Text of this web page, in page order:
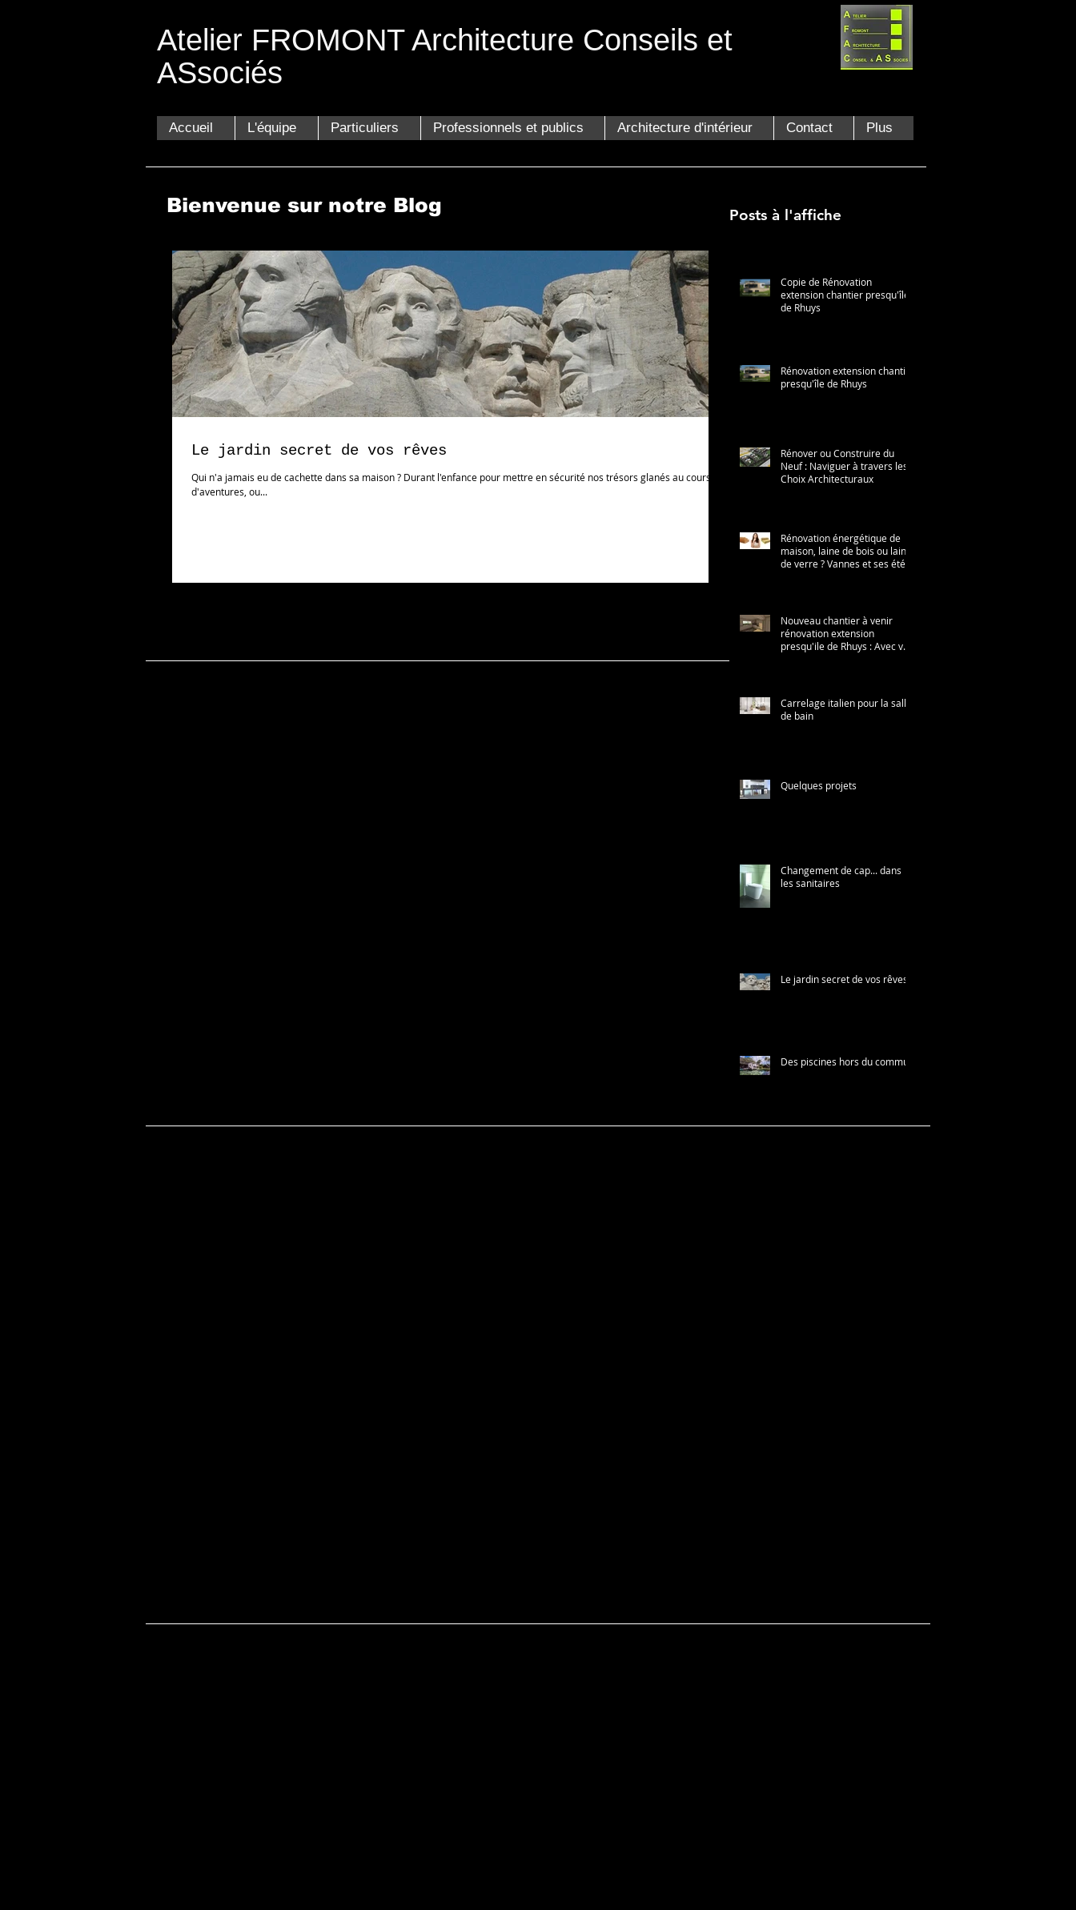
Atelier FROMONT Architecture Conseils et
ASsociés
Accueil L'équipe Particuliers Professionnels et publics Architecture d'intérieur Contact Plus
Bienvenue sur notre Blog Posts à l'affiche
Le jardin secret de vos rêves
Qui n'a jamais eu de cachette dans sa maison ? Durant l'enfance pour mettre en sécurité nos trésors glanés au cours
d'aventures, ou...
Copie de Rénovation
extension chantier presqu'île
de Rhuys
Rénovation extension chantier
presqu'île de Rhuys
Rénover ou Construire du
Neuf : Naviguer à travers les
Choix Architecturaux
Rénovation énergétique de
maison, laine de bois ou laine
de verre ? Vannes et ses été
Nouveau chantier à venir
rénovation extension
presqu'ile de Rhuys : Avec vue
Carrelage italien pour la salle
de bain
Quelques projets
Changement de cap... dans
les sanitaires
Le jardin secret de vos rêves
Des piscines hors du commun